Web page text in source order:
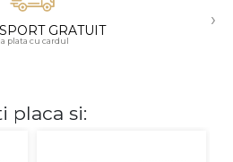
GRATUIT
la plata cu cardul
›
placa si: